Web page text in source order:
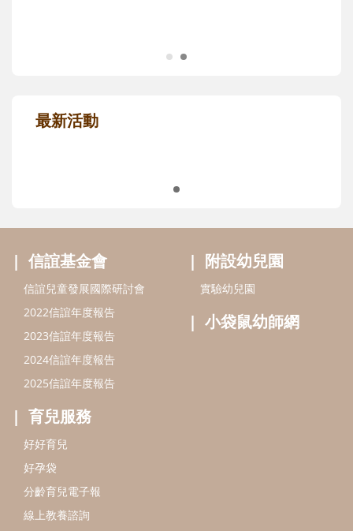
最新活動
信誼基金會
信誼兒童發展國際研討會
2022信誼年度報告
2023信誼年度報告
2024信誼年度報告
2025信誼年度報告
育兒服務
好好育兒
好孕袋
分齡育兒電子報
線上教養諮詢
附設幼兒園
實驗幼兒園
小袋鼠幼師網